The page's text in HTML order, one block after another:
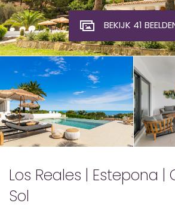
BEKIJK 41
Los Reales | Estepona |
Sol